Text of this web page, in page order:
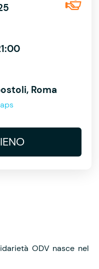
Roma
ODV nasce nel